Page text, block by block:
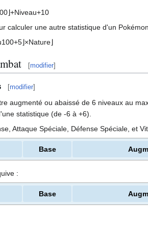
⌋+Niveau+10
calculer une autre statistique d'un
100+5⌋×Nature⌋
[modifier]
[modifier]
augmenté ou abaissé de 6 niveaux au
statistique (de -6 à +6).
Attaque Spéciale, Défense Spéciale, et
Base
:
Base